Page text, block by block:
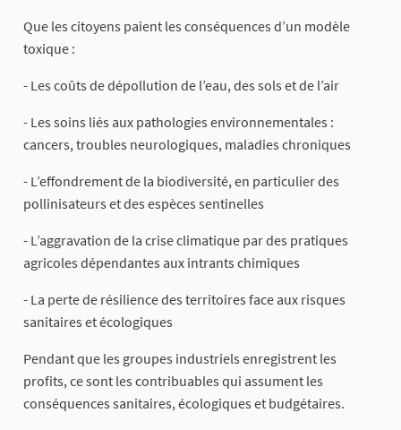
Que les citoyens paient les conséquences d’un modèle
toxique :
- Les coûts de dépollution de l’eau, des sols et de l’air
- Les soins liés aux pathologies environnementales :
cancers, troubles neurologiques, maladies chroniques
- L’effondrement de la biodiversité, en particulier des
pollinisateurs et des espèces sentinelles
- L’aggravation de la crise climatique par des pratiques
agricoles dépendantes aux intrants chimiques
- La perte de résilience des territoires face aux risques
sanitaires et écologiques
Pendant que les groupes industriels enregistrent les
profits, ce sont les contribuables qui assument les
conséquences sanitaires, écologiques et budgétaires.